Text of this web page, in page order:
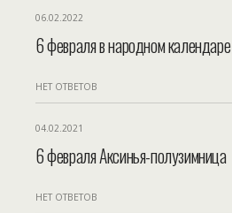
06.02.2022
6 февраля в народном календаре
НЕТ ОТВЕТОВ
04.02.2021
6 февраля Аксинья-полузимница
НЕТ ОТВЕТОВ